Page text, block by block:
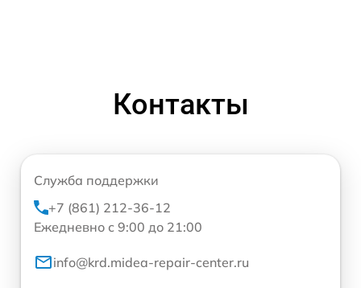
Контакты
Служба поддержки
+7 (861) 212-36-12
Ежедневно с 9:00 до 21:00
info@krd.midea-repair-center.ru